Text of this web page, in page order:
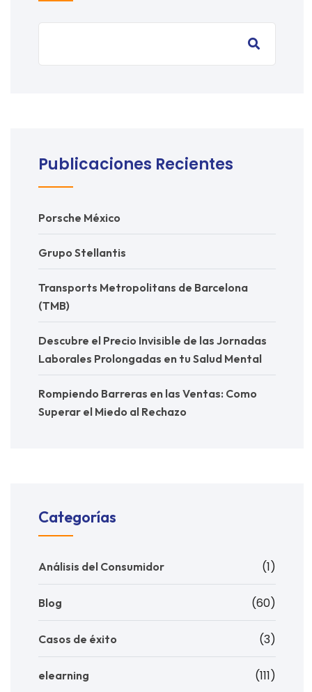
Publicaciones Recientes
Porsche México
Grupo Stellantis
Transports Metropolitans de Barcelona
(TMB)
Descubre el Precio Invisible de las Jornadas
Laborales Prolongadas en tu Salud Mental
Rompiendo Barreras en las Ventas: Como
Superar el Miedo al Rechazo
Categorías
Análisis del Consumidor (1)
Blog (60)
Casos de éxito (3)
elearning (111)